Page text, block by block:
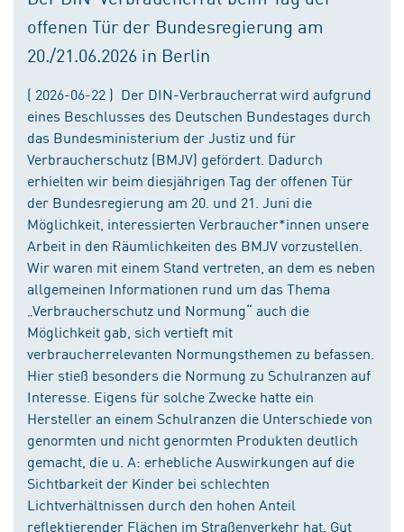
offenen Tür der Bundesregierung am
20./21.06.2026 in Berlin
( 2026-06-22 ) Der DIN-Verbraucherrat wird aufgrund
eines Beschlusses des Deutschen Bundestages durch
das Bundesministerium der Justiz und für
Verbraucherschutz (BMJV) gefördert. Dadurch
erhielten wir beim diesjährigen Tag der offenen Tür
der Bundesregierung am 20. und 21. Juni die
Möglichkeit, interessierten Verbraucher*innen unsere
Arbeit in den Räumlichkeiten des BMJV vorzustellen.
Wir waren mit einem Stand vertreten, an dem es neben
allgemeinen Informationen rund um das Thema
„Verbraucherschutz und Normung“ auch die
Möglichkeit gab, sich vertieft mit
verbraucherrelevanten Normungsthemen zu befassen.
Hier stieß besonders die Normung zu Schulranzen auf
Interesse. Eigens für solche Zwecke hatte ein
Hersteller an einem Schulranzen die Unterschiede von
genormten und nicht genormten Produkten deutlich
gemacht, die u. A: erhebliche Auswirkungen auf die
Sichtbarkeit der Kinder bei schlechten
Lichtverhältnissen durch den hohen Anteil
reflektierender Flächen im Straßenverkehr hat. Gut